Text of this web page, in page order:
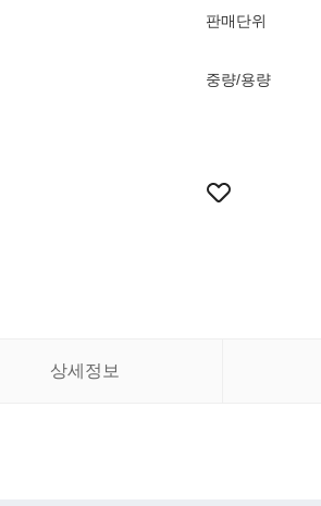
판매단위
중량/용량
상세정보